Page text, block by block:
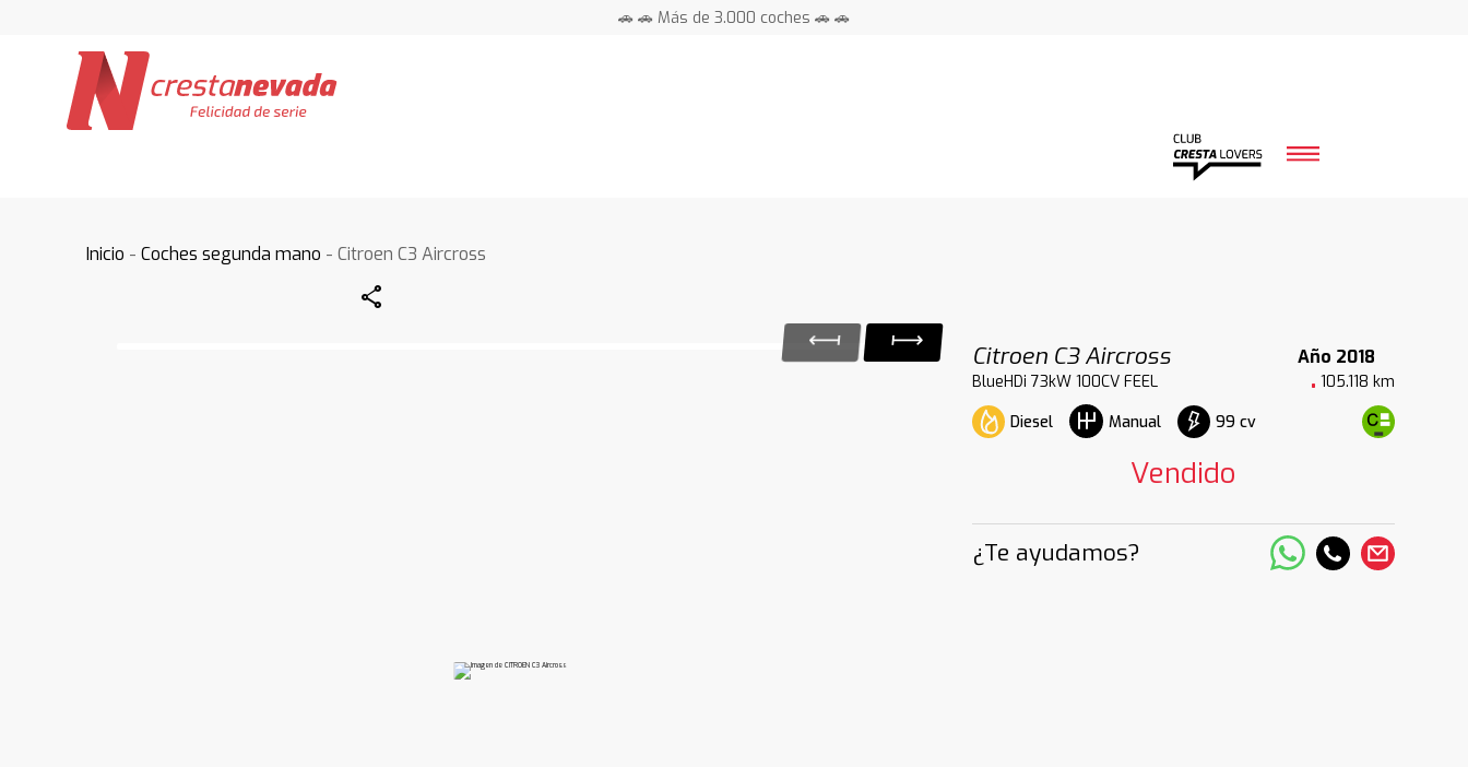
🚗 🚗 Más de 3.000 coches 🚗 🚗
Inicio -Coches segunda mano - Citroen C3 Aircross
Share
Citroen C3 Aircross
Año 2018
BlueHDi 73kW 100CV FEEL
105.118 km
Diesel
Manual 99 cv
Vendido
¿Te ayudamos?